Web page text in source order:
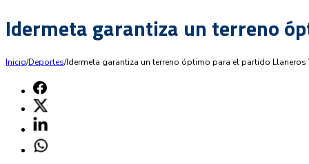
Idermeta garantiza un terreno
Inicio/Deportes/Idermeta garantiza un terreno óptimo para el partido Llaneros